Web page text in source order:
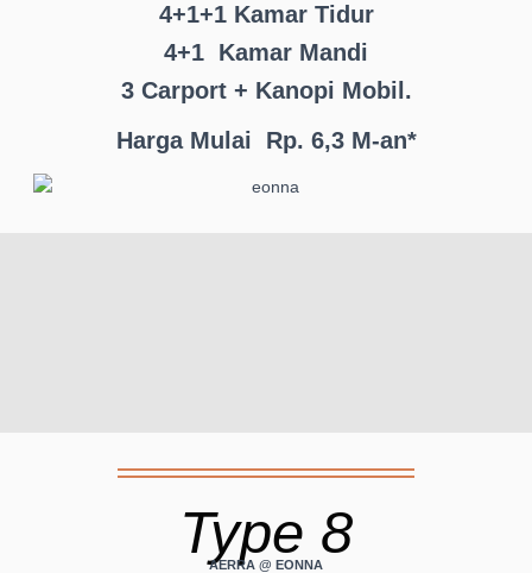
4+1+1 Kamar Tidur
4+1 Kamar Mandi
3 Carport + Kanopi Mobil.
Harga Mulai Rp. 6,3 M-an*
Type 8
AERRA @ EONNA